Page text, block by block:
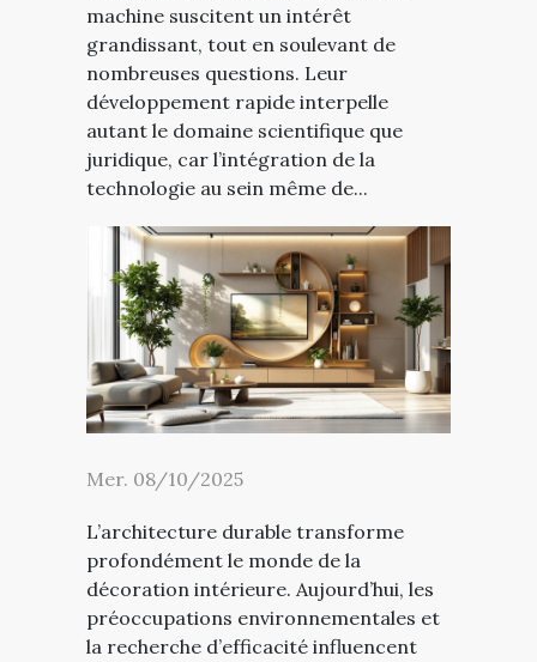
machine suscitent un intérêt
grandissant, tout en soulevant de
nombreuses questions. Leur
développement rapide interpelle
autant le domaine scientifique que
juridique, car l’intégration de la
technologie au sein même de...
Mer. 08/10/2025
L’architecture durable transforme
profondément le monde de la
décoration intérieure. Aujourd’hui, les
préoccupations environnementales et
la recherche d’efficacité influencent